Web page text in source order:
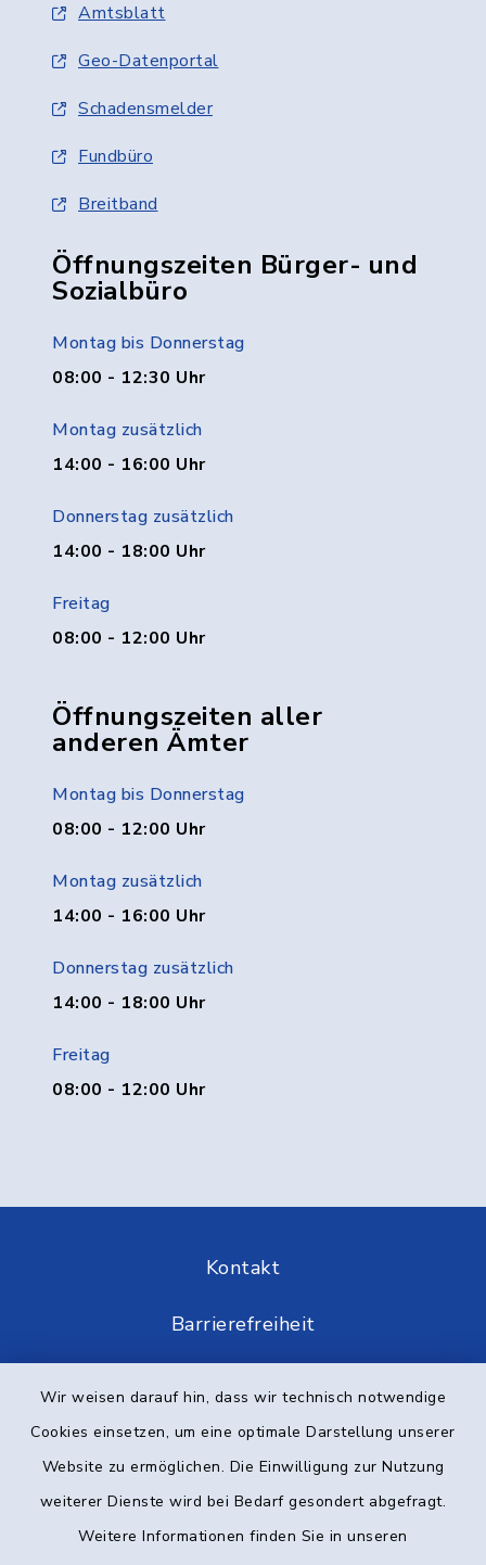
Wir weisen darauf hin, dass wir technisch notwendige
Cookies einsetzen, um eine optimale Darstellung unserer
Website zu ermöglichen. Die Einwilligung zur Nutzung
weiterer Dienste wird bei Bedarf gesondert abgefragt.
Weitere Informationen finden Sie in unseren
Amtsblatt
Geo-Datenportal
Schadensmelder
Fundbüro
Breitband
Öffnungszeiten Bürger- und
Sozialbüro
Montag bis Donnerstag
08:00 - 12:30 Uhr
Montag zusätzlich
14:00 - 16:00 Uhr
Donnerstag zusätzlich
14:00 - 18:00 Uhr
Freitag
08:00 - 12:00 Uhr
Öffnungszeiten aller
anderen Ämter
Montag bis Donnerstag
08:00 - 12:00 Uhr
Montag zusätzlich
14:00 - 16:00 Uhr
Donnerstag zusätzlich
14:00 - 18:00 Uhr
Freitag
08:00 - 12:00 Uhr
Kontakt
Barrierefreiheit
Impressum
Elektronische Kommunikation
Sitemap